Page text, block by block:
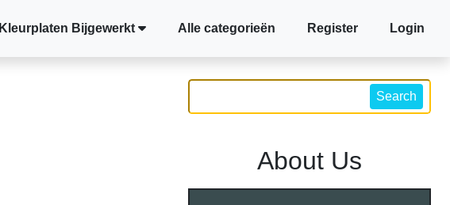
Kleurplaten Bijgewerkt Alle categorieën Register Login
Search
About Us